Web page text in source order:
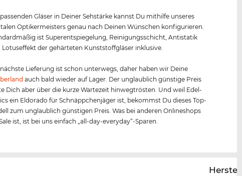
Gläser in Deiner Sehstärke kannst Du mithilfe unseres
Optikermeisters genau nach Deinen Wünschen konfigurieren.
ist Superentspiegelung, Reinigungsschicht, Antistatik
Lotuseffekt der gehärteten Kunststoffgläser inklusive.
Lieferung ist schon unterwegs, daher haben wir Deine
auch bald wieder auf Lager. Der unglaublich günstige Preis
Dich aber über die kurze Wartezeit hinwegtrösten. Und weil Edel-
ein Eldorado für Schnäppchenjäger ist, bekommst Du dieses Top-
zum unglaublich günstigen Preis. Was bei anderen Onlineshops
ist, ist bei uns einfach „all-day-everyday“-Sparen.